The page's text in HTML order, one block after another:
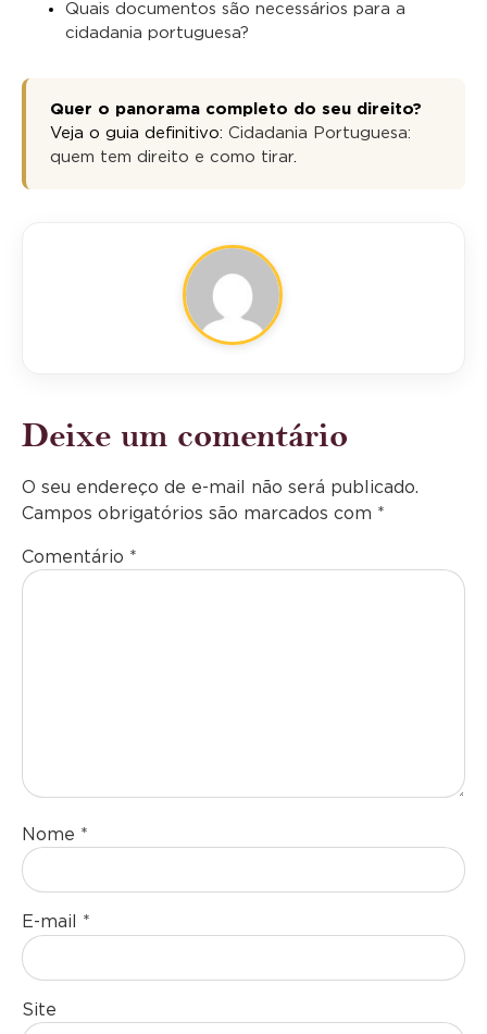
Quais documentos são necessários para a
cidadania portuguesa?
Quer o panorama completo do seu direito?
Veja o guia definitivo: Cidadania Portuguesa:
quem tem direito e como tirar.
Deixe um comentário
O seu endereço de e-mail não será publicado.
Campos obrigatórios são marcados com *
Comentário *
Nome *
E-mail *
Site